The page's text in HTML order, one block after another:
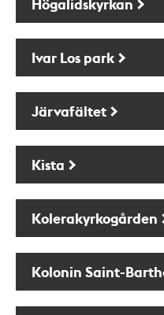
Högalidskyrkan
Ivar Los park
Järvafältet
Kista
Kolerakyrkogården
Kolonin Saint-